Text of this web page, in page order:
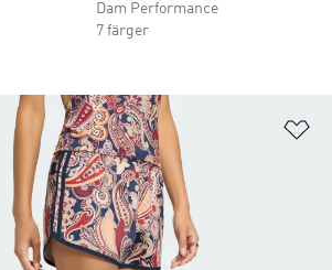
Dam Performance
7 färger